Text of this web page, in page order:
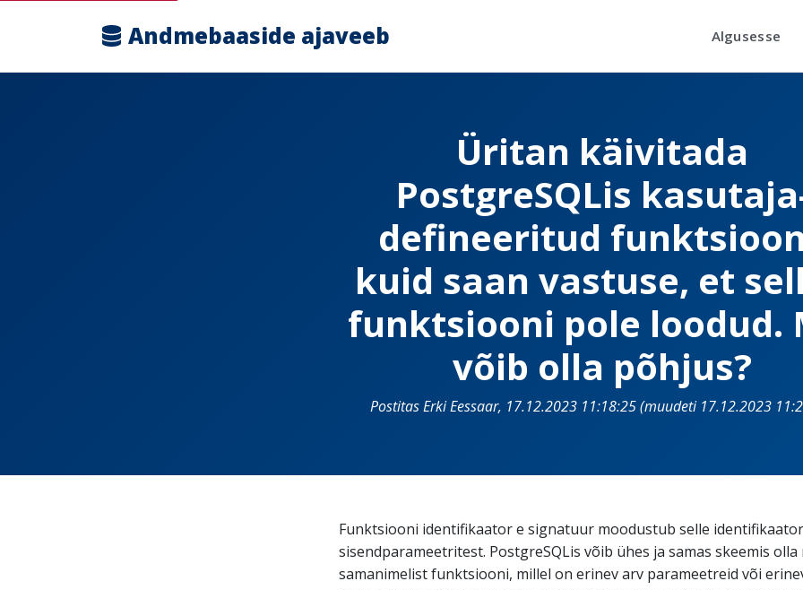
Andmebaaside ajaveeb Algusesse
Üritan käivitada
PostgreSQLis
defineeritud
kuid saan vastuse, et
funktsiooni pole loodud.
võib olla põhjus?
Postitas Erki Eessaar, 17.12.2023 11:18:25 (muudeti 17.12.2023
Funktsiooni identifikaator e signatuur moodustub selle
sisendparameetritest. PostgreSQLis võib ühes ja samas skeemis olla
samanimelist funktsiooni, millel on erinev arv parameetreid või